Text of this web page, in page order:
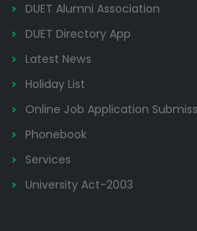
DUET Alumni Association
DUET Directory App
Latest News
Holiday List
Online Job Application
Phonebook
Services
University Act-2003